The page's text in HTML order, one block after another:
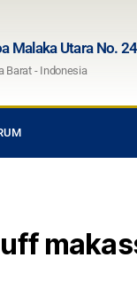
Malaka Utara No.
Barat - Indonesia